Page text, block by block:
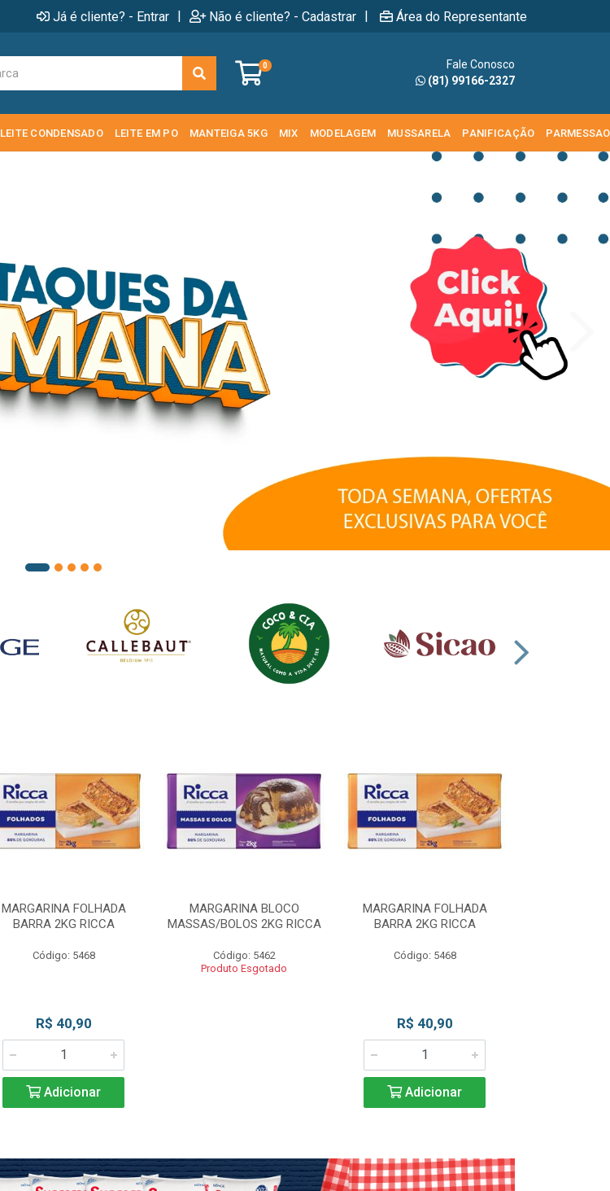
Já é cliente? - Entrar | Não é cliente? - Cadastrar | Área do Representante
0
Fale Conosco
(81) 99166-2327
LEITE CONDENSADO LEITE EM PO MANTEIGA 5KG MIX MODELAGEM MUSSARELA PANIFICAÇÃO PARMESSAO
MARGARINA FOLHADA
BARRA 2KG RICCA
Código: 5468
R$ 40,90
Adicionar
MARGARINA BLOCO
MASSAS/BOLOS 2KG RICCA
Código: 5462
Produto Esgotado
MARGARINA FOLHADA
BARRA 2KG RICCA
Código: 5468
R$ 40,90
Adicionar